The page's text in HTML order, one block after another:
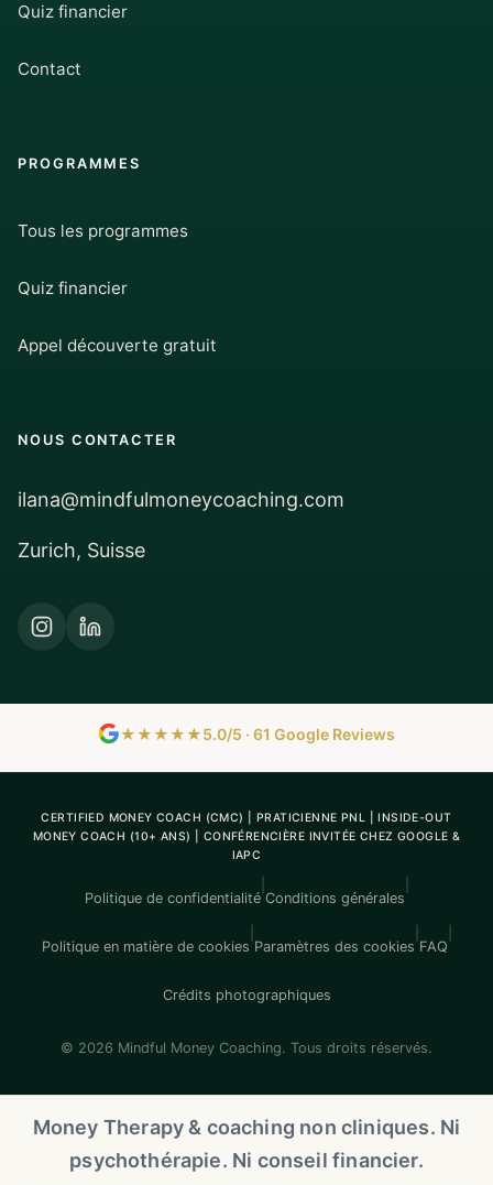
Quiz financier
Contact
PROGRAMMES
Tous les programmes
Quiz financier
Appel découverte gratuit
NOUS CONTACTER
ilana@mindfulmoneycoaching.com
Zurich, Suisse
★★★★★5.0/5 · 61 Google Reviews
CERTIFIED MONEY COACH (CMC) | PRATICIENNE PNL | INSIDE-OUT
MONEY COACH (10+ ANS) | CONFÉRENCIÈRE INVITÉE CHEZ GOOGLE &
IAPC
Politique de confidentialité Conditions générales
Politique en matière de cookies Paramètres des cookies FAQ
Crédits photographiques
© 2026 Mindful Money Coaching. Tous droits réservés.
Money Therapy & coaching non cliniques. Ni
psychothérapie. Ni conseil financier.